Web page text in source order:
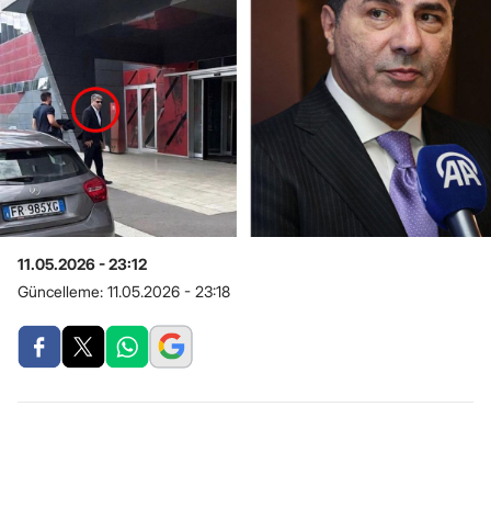
11.05.2026 - 23:12
Güncelleme: 11.05.2026 - 23:18